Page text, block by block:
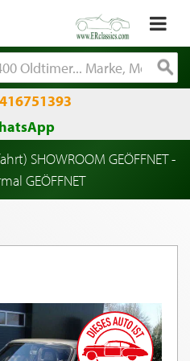
SHOWROOM GEÖFFNET -
GEÖFFNET